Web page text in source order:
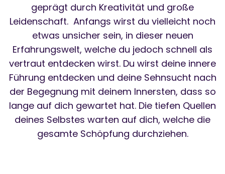
geprägt durch Kreativität und große
Leidenschaft. Anfangs wirst du vielleicht noch
etwas unsicher sein, in dieser neuen
Erfahrungswelt, welche du jedoch schnell als
vertraut entdecken wirst. Du wirst deine innere
Führung entdecken und deine Sehnsucht nach
der Begegnung mit deinem Innersten, dass so
lange auf dich gewartet hat. Die tiefen Quellen
deines Selbstes warten auf dich, welche die
gesamte Schöpfung durchziehen.